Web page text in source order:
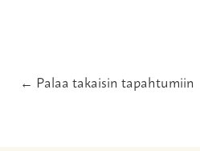
← Palaa takaisin tapahtumiin